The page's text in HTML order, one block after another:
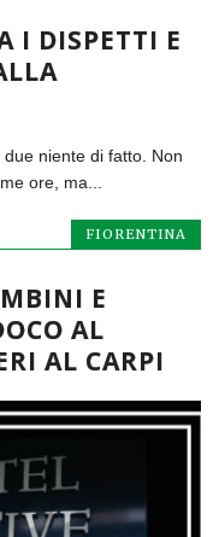
I DISPETTI E
niente di fatto. Non
ore, ma...
FIORENTINA
E
AL
AL CARPI